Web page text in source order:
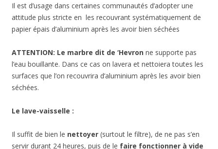
Il est d’usage dans certaines communautés d’adopter une
attitude plus stricte en les recouvrant systématiquement de
papier épais d’aluminium après les avoir bien séchées
ATTENTION: Le marbre dit de ‘Hevron ne supporte pas
l’eau bouillante. Dans ce cas on lavera et nettoiera toutes les
surfaces que l’on recouvrira d’aluminium après les avoir bien
séchées.
Le lave-vaisselle :
Il suffit de bien le nettoyer (surtout le filtre), de ne pas s’en
servir durant 24 heures, puis de le faire fonctionner à vide